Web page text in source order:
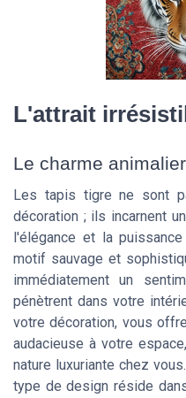
L'attrait
Le charme
Les tapis tigre ne sont
décoration ; ils incarnent
l'élégance et la
motif sauvage et
immédiatement un
pénètrent dans votre
votre décoration, vous
audacieuse à votre
nature luxuriante chez
type de design réside